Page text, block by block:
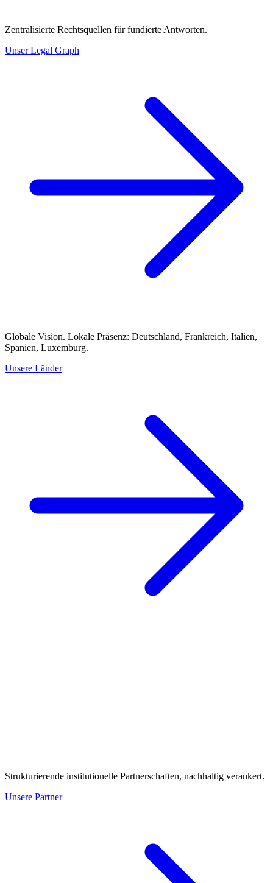
Zentralisierte Rechtsquellen für fundierte Antworten.
Unser Legal Graph
Globale Vision. Lokale Präsenz: Deutschland, Frankreich, Italien,
Spanien, Luxemburg.
Unsere Länder
Strukturierende institutionelle Partnerschaften, nachhaltig verankert.
Unsere Partner